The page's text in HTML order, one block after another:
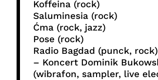
Koffeina (rock)
Saluminesia (rock)
Ćma (rock, jazz)
Pose (rock)
Radio Bagdad (punck, rock)
– Koncert Dominik
(wibrafon, sampler, live